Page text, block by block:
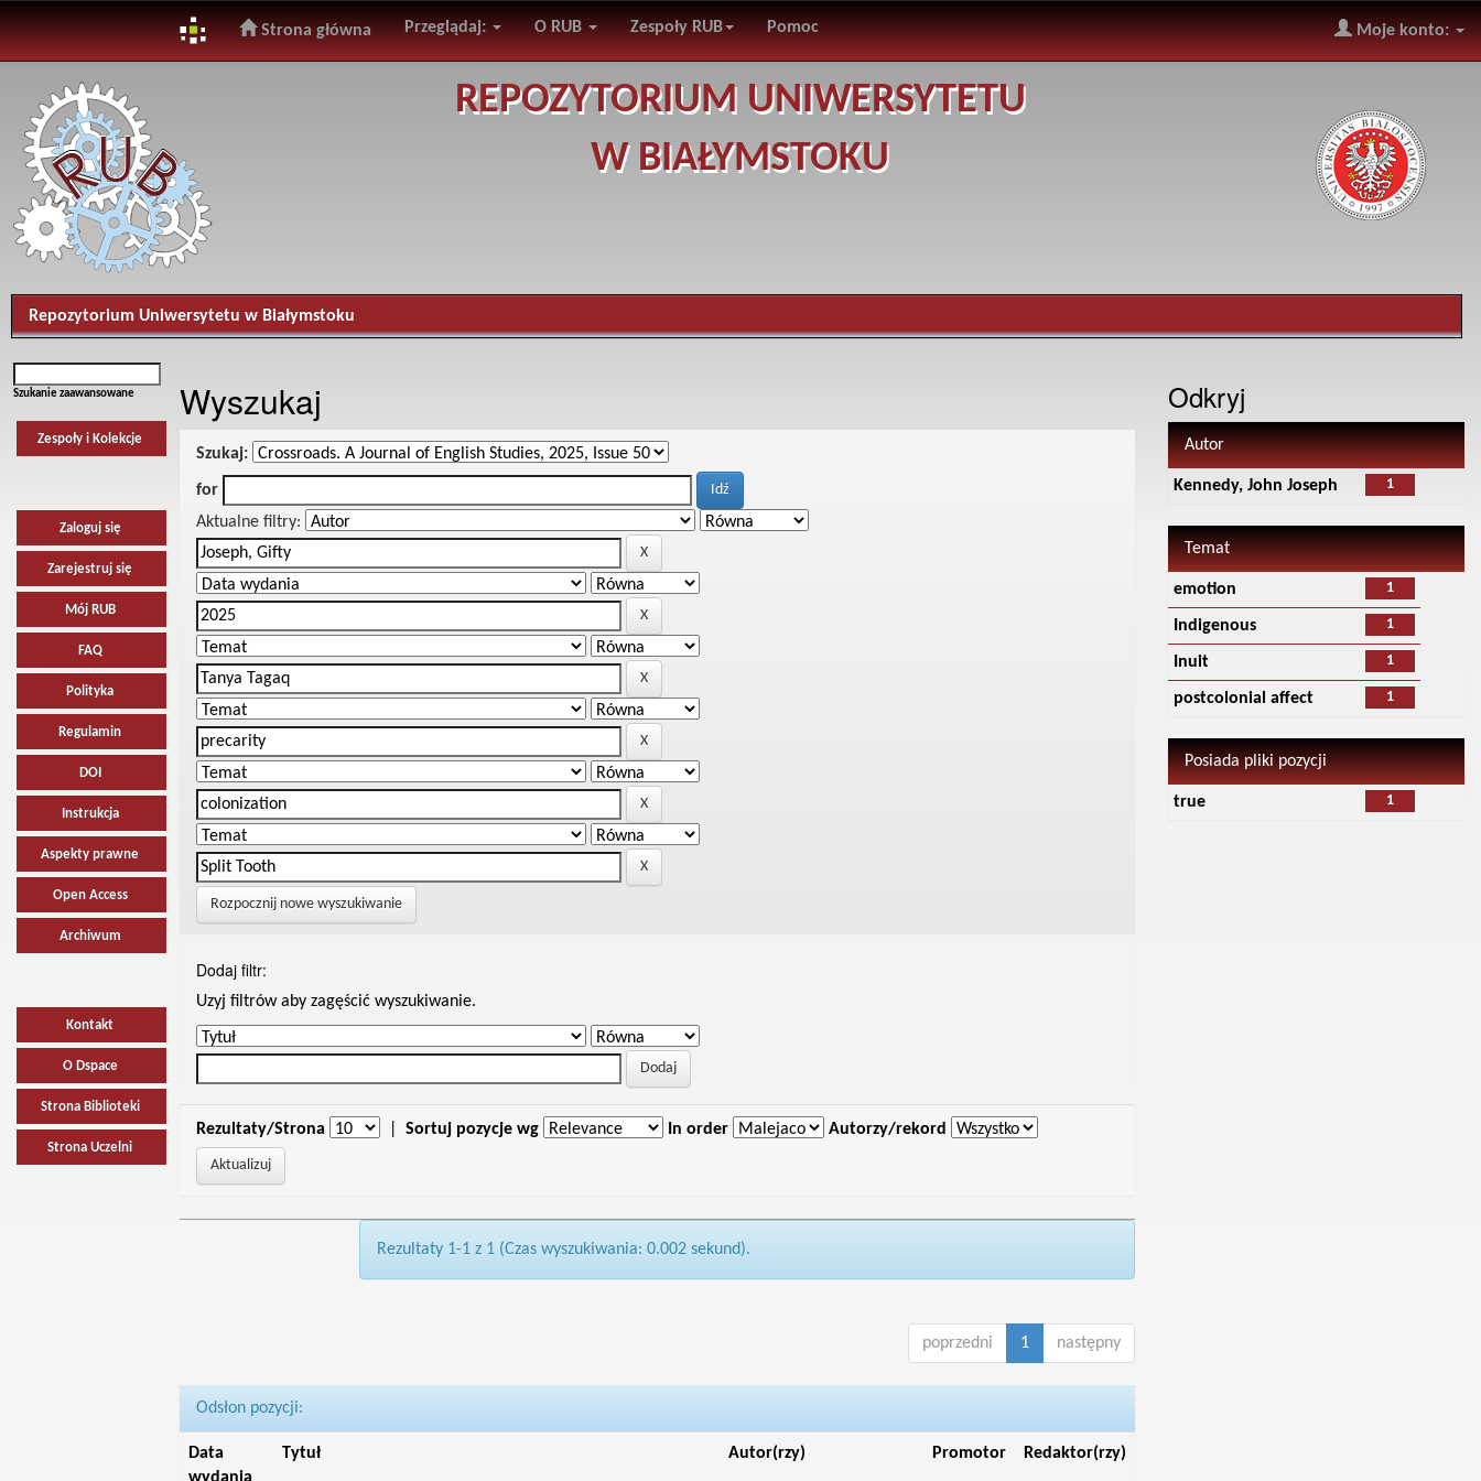
navigation
Strona główna Przeglądaj: O RUB Zespoły RUB Pomoc Moje konto:
REPOZYTORIUM UNIWERSYTETU
W BIAŁYMSTOKU
Repozytorium Uniwersytetu w Białymstoku
Szukanie zaawansowane
Zespoły i Kolekcje
Zaloguj się
Zarejestruj się
Mój RUB
FAQ
Polityka
Regulamin
DOI
Instrukcja
Aspekty prawne
Open Access
Archiwum
Kontakt
O Dspace
Strona Biblioteki
Strona Uczelni
Wyszukaj
Szukaj:
for
Aktualne filtry:
Rozpocznij nowe wyszukiwanie
Dodaj filtr:
Uzyj filtrów aby zagęścić wyszukiwanie.
Rezultaty/Strona Sortuj pozycje wg In order Autorzy/rekord
Rezultaty 1-1 z 1 (Czas wyszukiwania: 0.002 sekund).
poprzedni 1 następny
Odsłon pozycji:
Data
Tytuł Autor(rzy) Promotor Redaktor(rzy)
Odkryj
Autor
1
Kennedy, John Joseph
Temat
1
emotion
1
Indigenous
1
Inuit
1
postcolonial affect
Posiada pliki pozycji
1
true